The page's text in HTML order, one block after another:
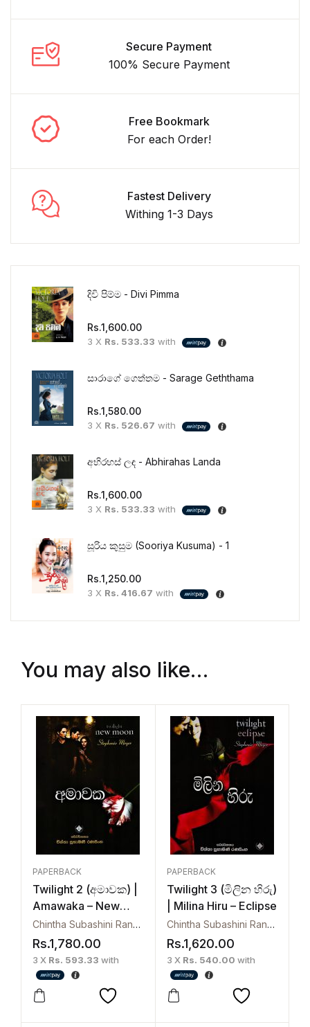
Secure Payment
100% Secure Payment
Free Bookmark
For each Order!
Fastest Delivery
Withing 1-3 Days
දිවි පිම්ම - Divi Pimma
Rs.1,600.00
3 X Rs. 533.33 with
සාරාගේ ගෙත්තම - Sarage Geththama
Rs.1,580.00
3 X Rs. 526.67 with
අභිරහස් ලඳ - Abhirahas Landa
Rs.1,600.00
3 X Rs. 533.33 with
සූරිය කුසුම (Sooriya Kusuma) - 1
Rs.1,250.00
3 X Rs. 416.67 with
You may also like…
PAPERBACK
Twilight 2 (අමාවක) |
Amawaka – New
Moon
Chintha Subashini Ranasinghe
Rs.1,780.00
3 X Rs. 593.33 with
PAPERBACK
Twilight 3 (මිලින හිරු)
| Milina Hiru – Eclipse
Chintha Subashini Ranasinghe
Rs.1,620.00
3 X Rs. 540.00 with